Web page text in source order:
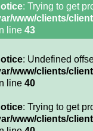
: Trying to get
www/clients/
line 43
: Undefined
www/clients/
line 40
: Trying to get
www/clients/